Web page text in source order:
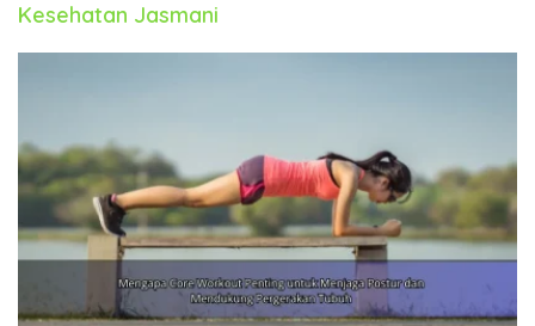
Kesehatan Jasmani